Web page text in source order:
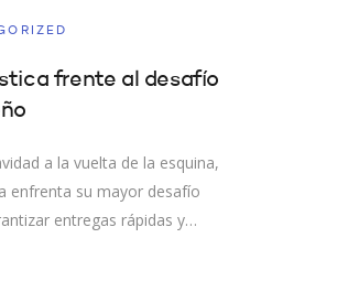
frente al desafío
a la vuelta de la esquina,
enfrenta su mayor desafío
entregas rápidas y…